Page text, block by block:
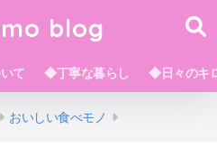
blog
て ◆丁寧な暮らし ◆日々のキ
おいしい食べモノ